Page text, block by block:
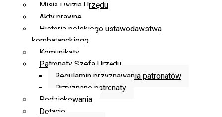
Misja i wizja Urzędu
Akty prawne
Historia polskiego ustawodawstwa
kombatanckiego
Komunikaty
Patronaty Szefa Urzędu
Regulamin przyznawania patronatów
Przyznane patronaty
Podziękowania
Dotacje